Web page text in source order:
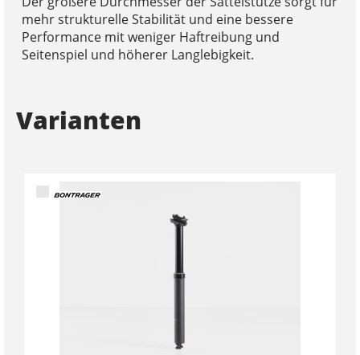
mehr strukturelle Stabilität und eine bessere
Performance mit weniger Haftreibung und
Seitenspiel und höherer Langlebigkeit.
Varianten